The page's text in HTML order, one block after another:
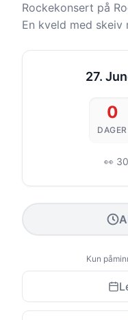
Rockekonsert på
En kveld med skeiv
27.
0
DAGER
👀
Kun